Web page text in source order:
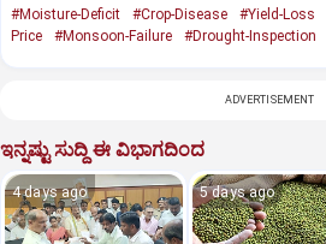
#Moisture-Deficit #Crop-Disease #Yield-Loss
Price
#Monsoon-Failure #Drought-Inspection
ADVERTISEMENT
ಇನ್ನಷ್ಟು ಸುದ್ದಿ ಈ ವಿಭಾಗದಿಂದ
4 days ago 5 days ago